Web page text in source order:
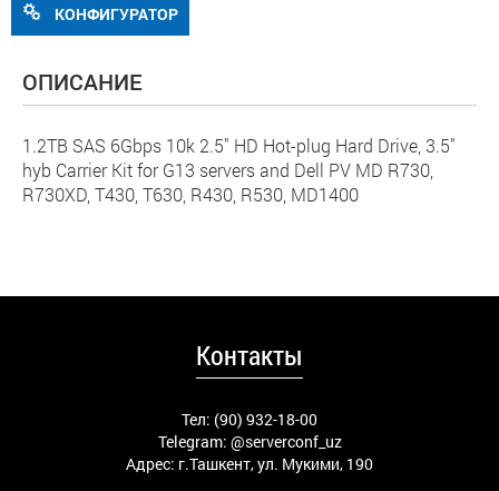
КОНФИГУРАТОР
ОПИСАНИЕ
1.2TB SAS 6Gbps 10k 2.5" HD Hot-plug Hard Drive, 3.5"
hyb Carrier Kit for G13 servers and Dell PV MD R730,
R730XD, T430, T630, R430, R530, MD1400
Контакты
Тел: (90) 932-18-00
Telegram: @serverconf_uz
Адрес: г.Ташкент, ул. Мукими, 190